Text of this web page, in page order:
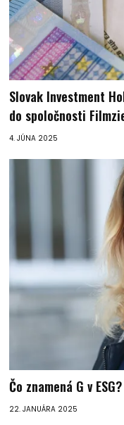
Slovak Investment
do spoločnosti
4. JÚNA 2025
Čo znamená G v
22. JANUÁRA 2025